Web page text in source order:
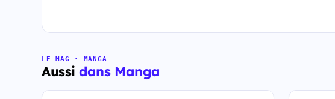
LE MAG · MANGA
Aussidans Manga